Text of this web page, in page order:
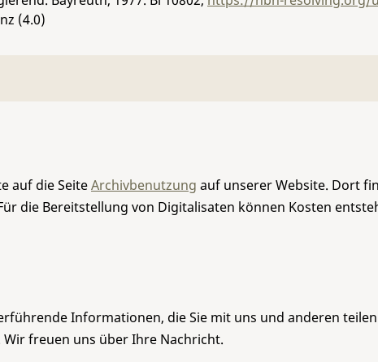
(4.0)
auf die SeiteArchivbenutzung auf unserer Website. Dort
die Bereitstellung von Digitalisaten können Kosten
Informationen, die Sie mit uns und anderen
Wir freuen uns über Ihre Nachricht.